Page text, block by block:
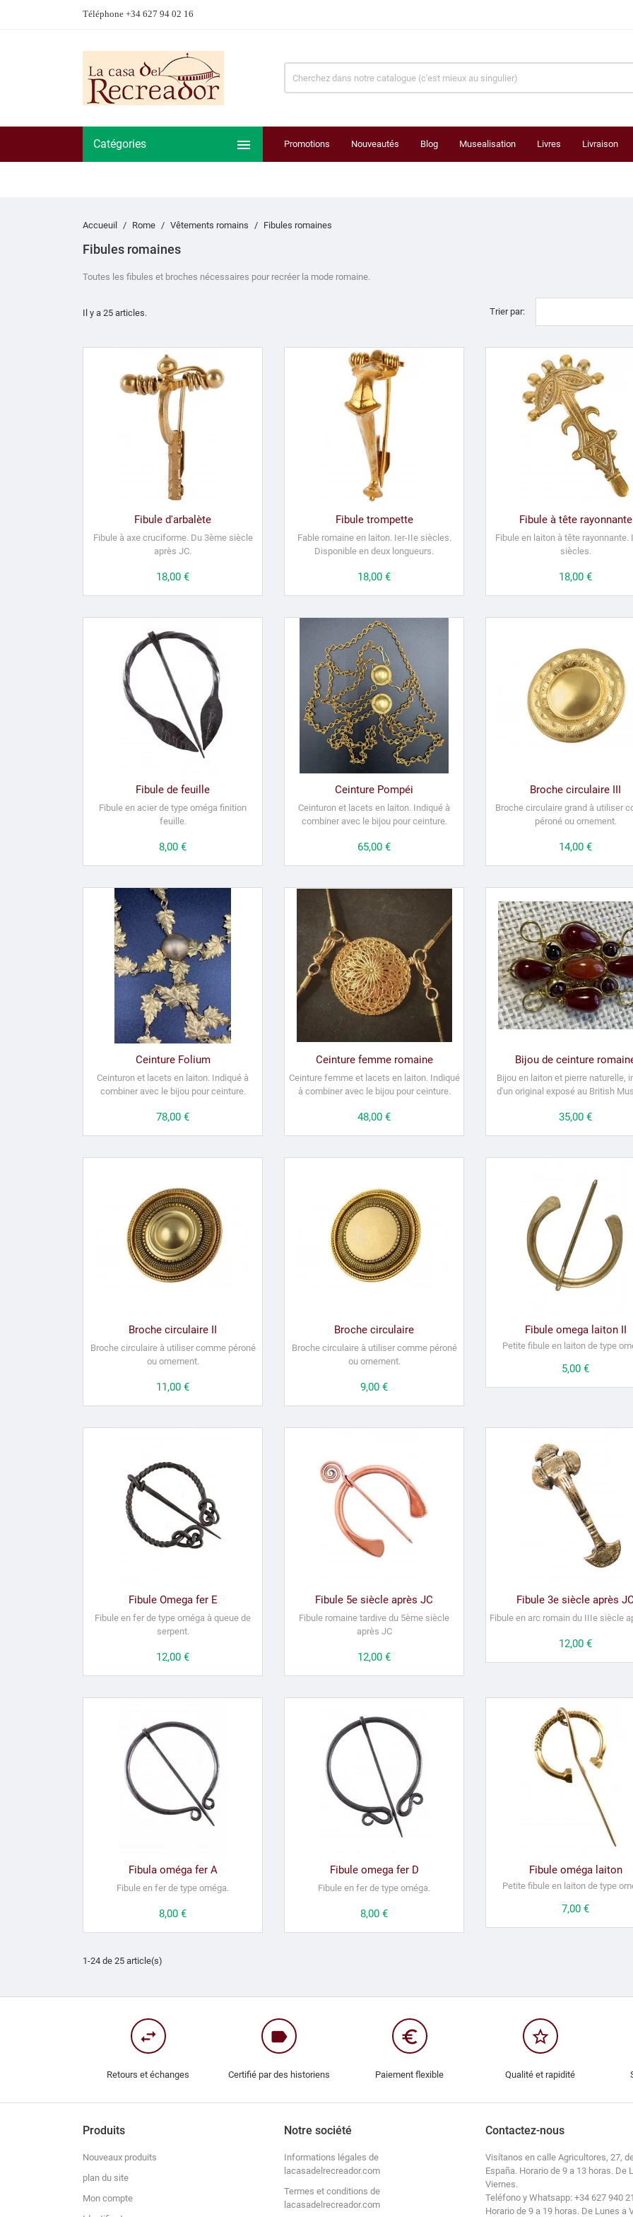
Téléphone +34 627 94 02 16
Catégories  Promotions Nouveautés Blog Musealisation Livres Livraison
Accueuil Rome Vêtements romains Fibules romaines
Fibules romaines
Toutes les fibules et broches nécessaires pour recréer la mode romaine.
Il y a 25 articles. Trier par:
Fibule d'arbalète
Fibule à axe cruciforme. Du 3ème siècle
après JC.
Prix
18,00 €
Fibule trompette
Fable romaine en laiton. Ier-IIe siècles.
Disponible en deux longueurs.
Prix
18,00 €
Fibule à tête rayonnante
Fibule en laiton à tête rayonnante.
siècles.
Prix
18,00 €
Fibule de feuille
Fibule en acier de type oméga finition
feuille.
Prix
8,00 €
Ceinture Pompéi
Ceinturon et lacets en laiton. Indiqué à
combiner avec le bijou pour ceinture.
Prix
65,00 €
Broche circulaire III
Broche circulaire grand à utiliser
péroné ou ornement.
Prix
14,00 €
Ceinture Folium
Ceinturon et lacets en laiton. Indiqué à
combiner avec le bijou pour ceinture.
Prix
78,00 €
Ceinture femme romaine
Ceinture femme et lacets en laiton. Indiqué
à combiner avec le bijou pour ceinture.
Prix
48,00 €
Bijou de ceinture
Bijou en laiton et pierre naturelle,
d'un original exposé au British
Prix
35,00 €
Broche circulaire II
Broche circulaire à utiliser comme péroné
ou ornement.
Prix
11,00 €
Broche circulaire
Broche circulaire à utiliser comme péroné
ou ornement.
Prix
9,00 €
Fibule omega laiton II
Petite fibule en laiton de type
Prix
5,00 €
Fibule Omega fer E
Fibule en fer de type oméga à queue de
serpent.
Prix
12,00 €
Fibule 5e siècle après JC
Fibule romaine tardive du 5ème siècle
après JC
Prix
12,00 €
Fibule 3e siècle après JC
Fibule en arc romain du IIIe siècle
Prix
12,00 €
Fibula oméga fer A
Fibule en fer de type oméga.
Prix
8,00 €
Fibule omega fer D
Fibule en fer de type oméga.
Prix
8,00 €
Fibule oméga laiton
Petite fibule en laiton de type
Prix
7,00 €
1-24 de 25 article(s)
swap_horiz
Retours et échanges
label
Certifié par des historiens
euro_symbol
Paiement flexible
star_border
Qualité et rapidité
Produits
Nouveaux produits
plan du site
Mon compte
Notre société
Informations légales de
lacasadelrecreador.com
Termes et conditions de
lacasadelrecreador.com
Contactez-nous
Visítanos en calle Agricultores, 27,
España. Horario de 9 a 13 horas. De
Viernes.
Teléfono y Whatsapp: +34 627 940
Horario de 9 a 19 horas. De Lunes a